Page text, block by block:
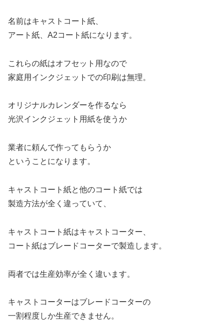
名前はキャストコート紙、
アート紙、A2コート紙になります。
これらの紙はオフセット用なので
家庭用インクジェットでの印刷は無理。
オリジナルカレンダーを作るなら
光沢インクジェット用紙を使うか
業者に頼んで作ってもらうか
ということになります。
キャストコート紙と他のコート紙では
製造方法が全く違っていて、
キャストコート紙はキャストコーター、
コート紙はブレードコーターで製造します。
両者では生産効率が全く違います。
キャストコーターはブレードコーターの
一割程度しか生産できません。